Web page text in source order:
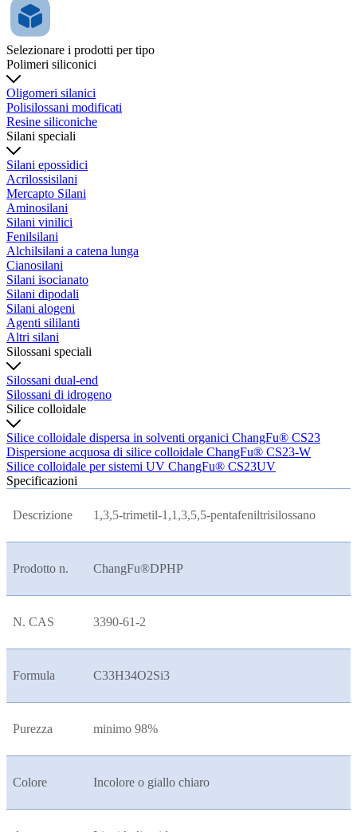
Selezionare i prodotti per tipo
Polimeri siliconici
Oligomeri silanici
Polisilossani modificati
Resine siliconiche
Silani speciali
Silani epossidici
Acrilossisilani
Mercapto Silani
Aminosilani
Silani vinilici
Fenilsilani
Alchilsilani a catena lunga
Cianosilani
Silani isocianato
Silani dipodali
Silani alogeni
Agenti sililanti
Altri silani
Silossani speciali
Silossani dual-end
Silossani di idrogeno
Silice colloidale
Silice colloidale dispersa in solventi organici ChangFu® CS23
Dispersione acquosa di silice colloidale ChangFu® CS23-W
Silice colloidale per sistemi UV ChangFu® CS23UV
Specificazioni
Descrizione 1,3,5-trimetil-1,1,3,5,5-pentafeniltrisilossano
Prodotto n. ChangFu®DPHP
N. CAS 3390-61-2
Formula C33H34O2Si3
Purezza minimo 98%
Colore Incolore o giallo chiaro